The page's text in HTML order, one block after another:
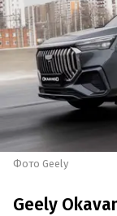
Фото Geely
Geely